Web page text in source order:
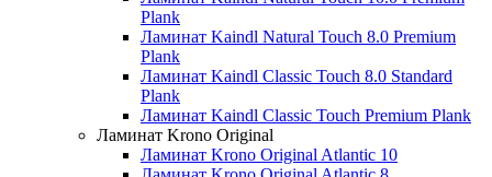
Plank
Ламинат Kaindl Natural Touch 8.0 Premium
Plank
Ламинат Kaindl Classic Touch 8.0 Standard
Plank
Ламинат Kaindl Classic Touch Premium Plank
Ламинат Krono Original
Ламинат Krono Original Atlantic 10